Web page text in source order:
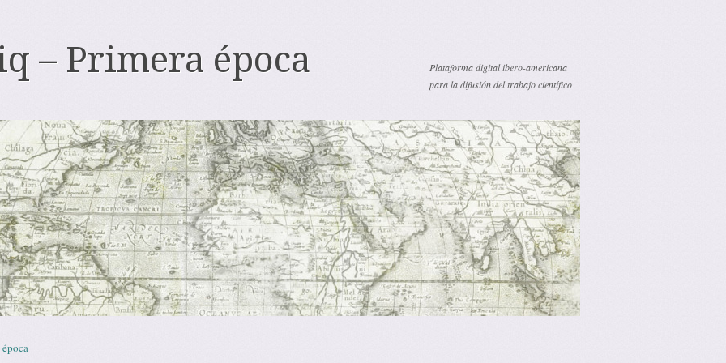
– Primera época
Plataforma digital ibero-americana
para la difusión del trabajo científico